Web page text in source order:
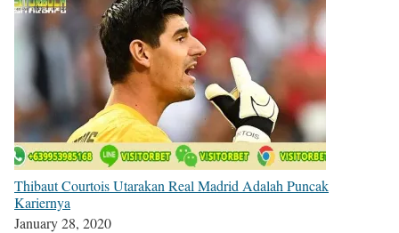
Thibaut Courtois Utarakan Real Madrid Adalah Puncak
Kariernya
January 28, 2020